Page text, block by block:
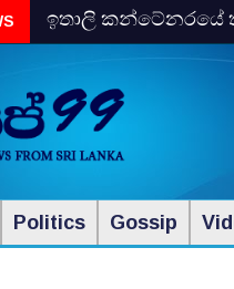
ඉතාලි කන්ටේනරයේ
Politics Gossip